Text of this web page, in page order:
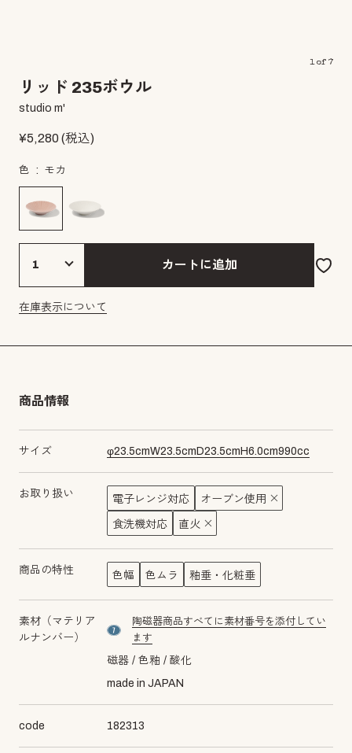
1of 7
リッド 235ボウル
studio m'
¥5,280(税込)
色 モカ
カートに追加
在庫表示について
商品情報
サイズ φ23.5cmW23.5cm D23.5cm H6.0cm990cc
お取り扱い 電子レンジ対応 オーブン使用
食洗機対応 直火
商品の特性 色幅 色ムラ 釉垂・化粧垂
素材（マテリア
ルナンバー）
material number7
陶磁器商品すべてに素材番号を添付してい
ます
磁器 色釉
酸化
made in JAPAN
code 182313